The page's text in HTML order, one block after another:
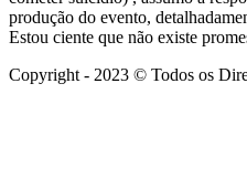
produção do evento,
Estou ciente que não existe
Copyright - 2023 © Todos os